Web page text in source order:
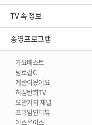
TV 속 정보
종영프로그램
가요베스트
팀로컬C
계란이왔어요
허심탄회TV
오만가지 채널
프라임인터뷰
어스온어스